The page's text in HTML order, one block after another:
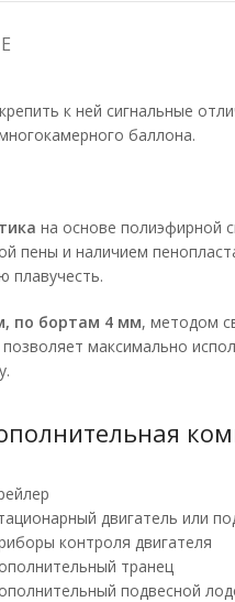
к ней сигнальные
баллона.
на основе полиэфирной
пены и наличием
плавучесть.
по бортам 4 мм, методом
максимально
двигатель или
контроля двигателя
транец
подвесной